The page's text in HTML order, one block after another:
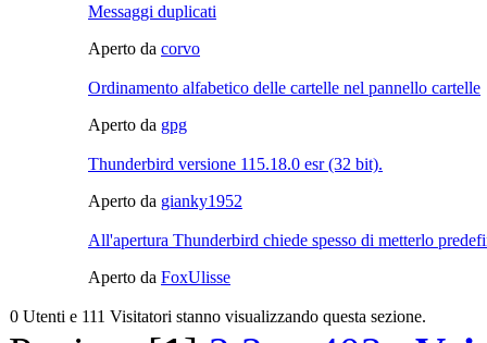
Messaggi duplicati
Aperto da corvo
Ordinamento alfabetico delle cartelle nel pannello cartelle
Aperto da gpg
Thunderbird versione 115.18.0 esr (32 bit).
Aperto da gianky1952
All'apertura Thunderbird chiede spesso di metterlo
Aperto da FoxUlisse
0 Utenti e 111 Visitatori stanno visualizzando questa sezione.